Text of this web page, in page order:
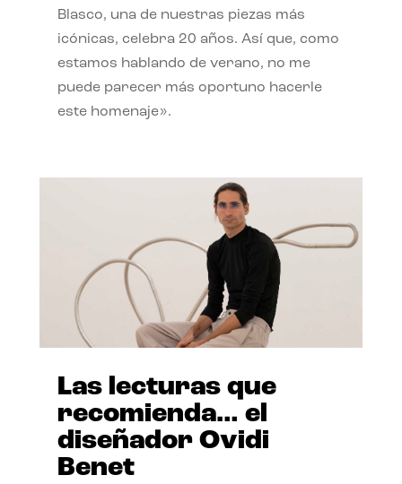
Blasco, una de nuestras piezas más
icónicas, celebra 20 años. Así que, como
estamos hablando de verano, no me
puede parecer más oportuno hacerle
este homenaje».
Las lecturas que
recomienda… el
diseñador Ovidi
Benet